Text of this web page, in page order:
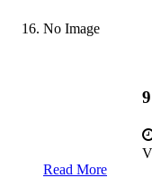
No Image
Read More